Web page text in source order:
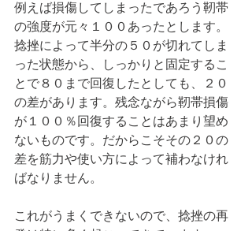
例えば損傷してしまったであろう靭帯
の強度が元々１００あったとします。
捻挫によって半分の５０が切れてしま
った状態から、しっかりと固定するこ
とで８０まで回復したとしても、２０
の差があります。残念ながら靭帯損傷
が１００％回復することはあまり望め
ないものです。だからこそその２０の
差を筋力や使い方によって補わなけれ
ばなりません。
これがうまくできないので、捻挫の再